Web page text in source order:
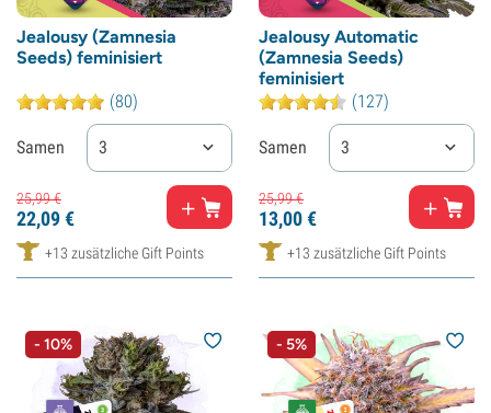
Jealousy (Zamnesia
Seeds) feminisiert
(80)
Samen 3
25,99€
22,09€
+13 zusätzliche Gift Points
Jealousy Automatic
(Zamnesia Seeds)
feminisiert
(127)
Samen 3
25,99€
13,00€
+13 zusätzliche Gift Points
- 10% - 5%